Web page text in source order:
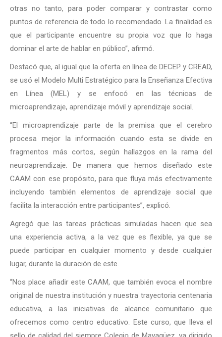
otras no tanto, para poder comparar y contrastar como
puntos de referencia de todo lo recomendado. La finalidad es
que el participante encuentre su propia voz que lo haga
dominar el arte de hablar en público”, afirmó.
Destacó que, al igual que la oferta en línea de DECEP y CREAD,
se usó el Modelo Multi Estratégico para la Enseñanza Efectiva
en Línea (MEL) y se enfocó en las técnicas de
microaprendizaje, aprendizaje móvil y aprendizaje social.
“El microaprendizaje parte de la premisa que el cerebro
procesa mejor la información cuando esta se divide en
fragmentos más cortos, según hallazgos en la rama del
neuroaprendizaje. De manera que hemos diseñado este
CAAM con ese propósito, para que fluya más efectivamente
incluyendo también elementos de aprendizaje social que
facilita la interacción entre participantes”, explicó.
Agregó que las tareas prácticas simuladas hacen que sea
una experiencia activa, a la vez que es flexible, ya que se
puede participar en cualquier momento y desde cualquier
lugar, durante la duración de este.
“Nos place añadir este CAAM, que también evoca el nombre
original de nuestra institución y nuestra trayectoria centenaria
educativa, a las iniciativas de alcance comunitario que
ofrecemos como centro educativo. Este curso, que lleva el